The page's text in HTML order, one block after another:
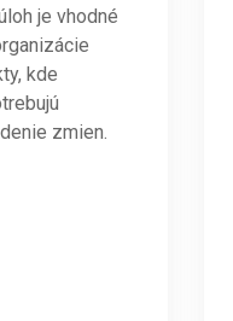
je vhodné
kde
zmien.